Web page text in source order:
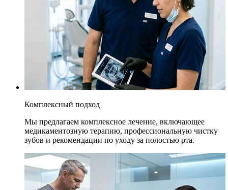
Комплексный подход
Мы предлагаем комплексное лечение, включающее
медикаментозную терапию, профессиональную чистку
зубов и рекомендации по уходу за полостью рта.